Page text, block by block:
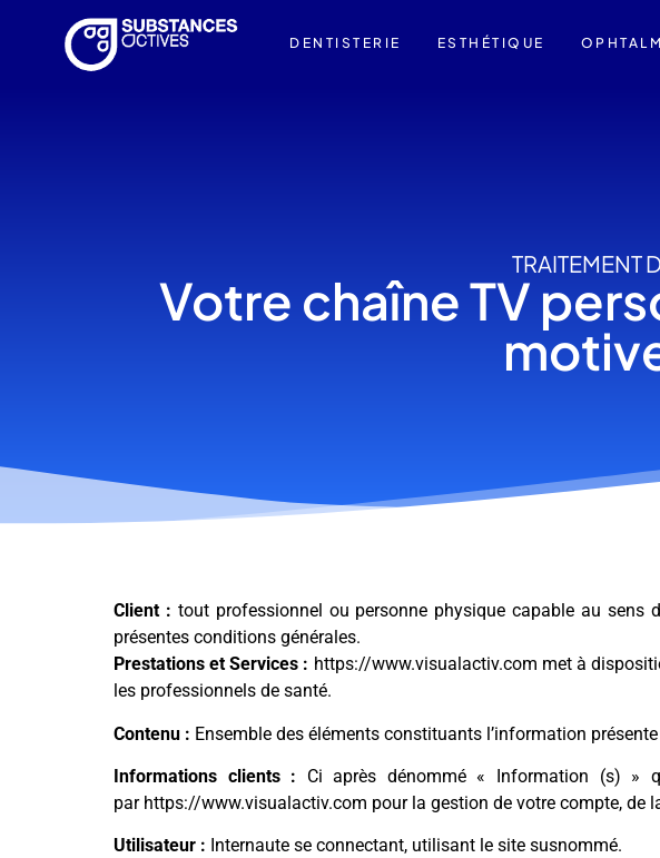
DENTISTERIE ESTHÉTIQUE
TRAITEMENT
Votre chaîne TV
Client : tout professionnel ou personne physique capable au
présentes conditions générales.
Prestations et Services : https://www.visualactiv.com met à
les professionnels de santé.
Contenu : Ensemble des éléments constituants l’information
Informations clients : Ci après dénommé « Information (s) »
par https://www.visualactiv.com pour la gestion de votre compte, de
Utilisateur : Internaute se connectant, utilisant le site susnommé.